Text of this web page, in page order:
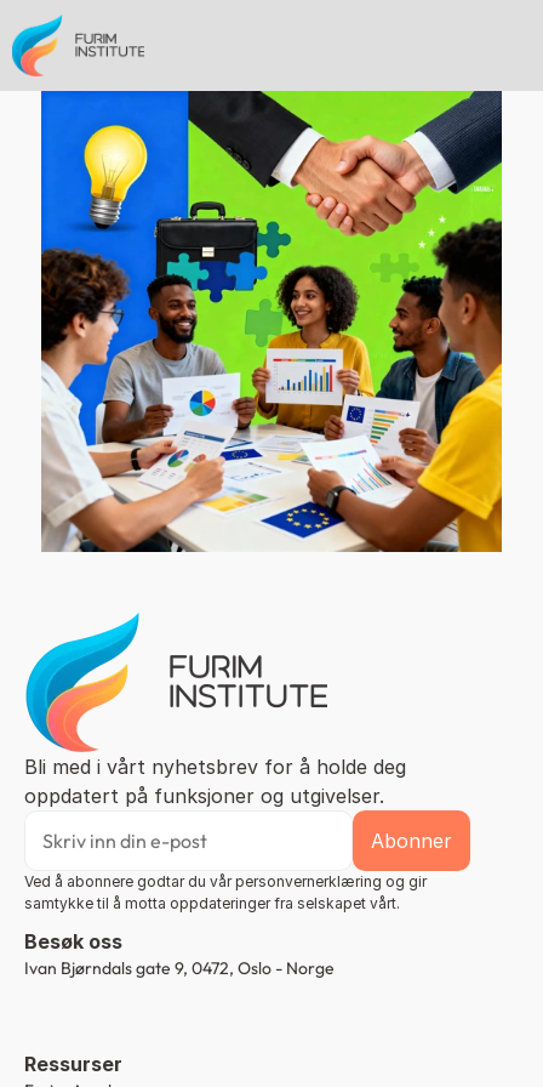
Bli med i vårt nyhetsbrev for å holde deg
oppdatert på funksjoner og utgivelser.
Ved å abonnere godtar du vår personvernerklæring og gir
samtykke til å motta oppdateringer fra selskapet vårt.
Besøk oss
Ivan Bjørndals gate 9, 0472, Oslo - Norge
Ressurser